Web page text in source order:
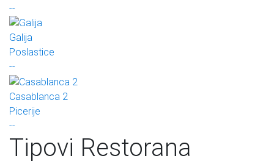
--
Galija
Poslastice
--
Casablanca 2
Picerije
--
Tipovi Restorana